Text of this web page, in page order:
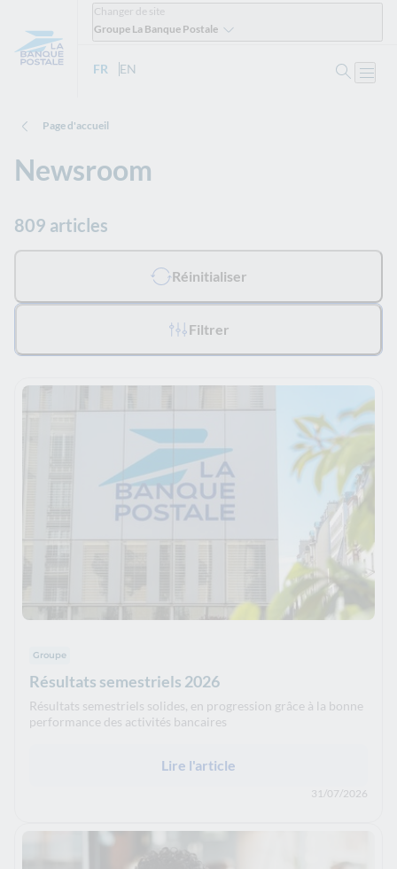
Changer de site
Groupe La Banque Postale
FR - Version française
EN
Page d'accueil
Newsroom
809 articles
Tous les filtres appliqués :
Réinitialiser
Filtrer
Groupe
Résultats semestriels 2026
Résultats semestriels solides, en progression grâce à la bonne
performance des activités bancaires
Lire l'article
31/07/2026